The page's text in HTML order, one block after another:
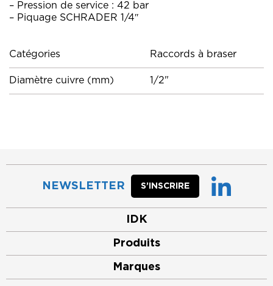
– Pression de service : 42 bar
– Piquage SCHRADER 1/4″
Catégories Raccords à braser
Diamètre cuivre (mm) 1/2"
NEWSLETTER S’INSCRIRE
IDK
Produits
Marques